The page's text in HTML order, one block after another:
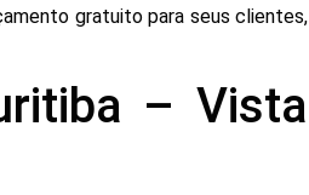
gratuito para seus clientes,
– Vista